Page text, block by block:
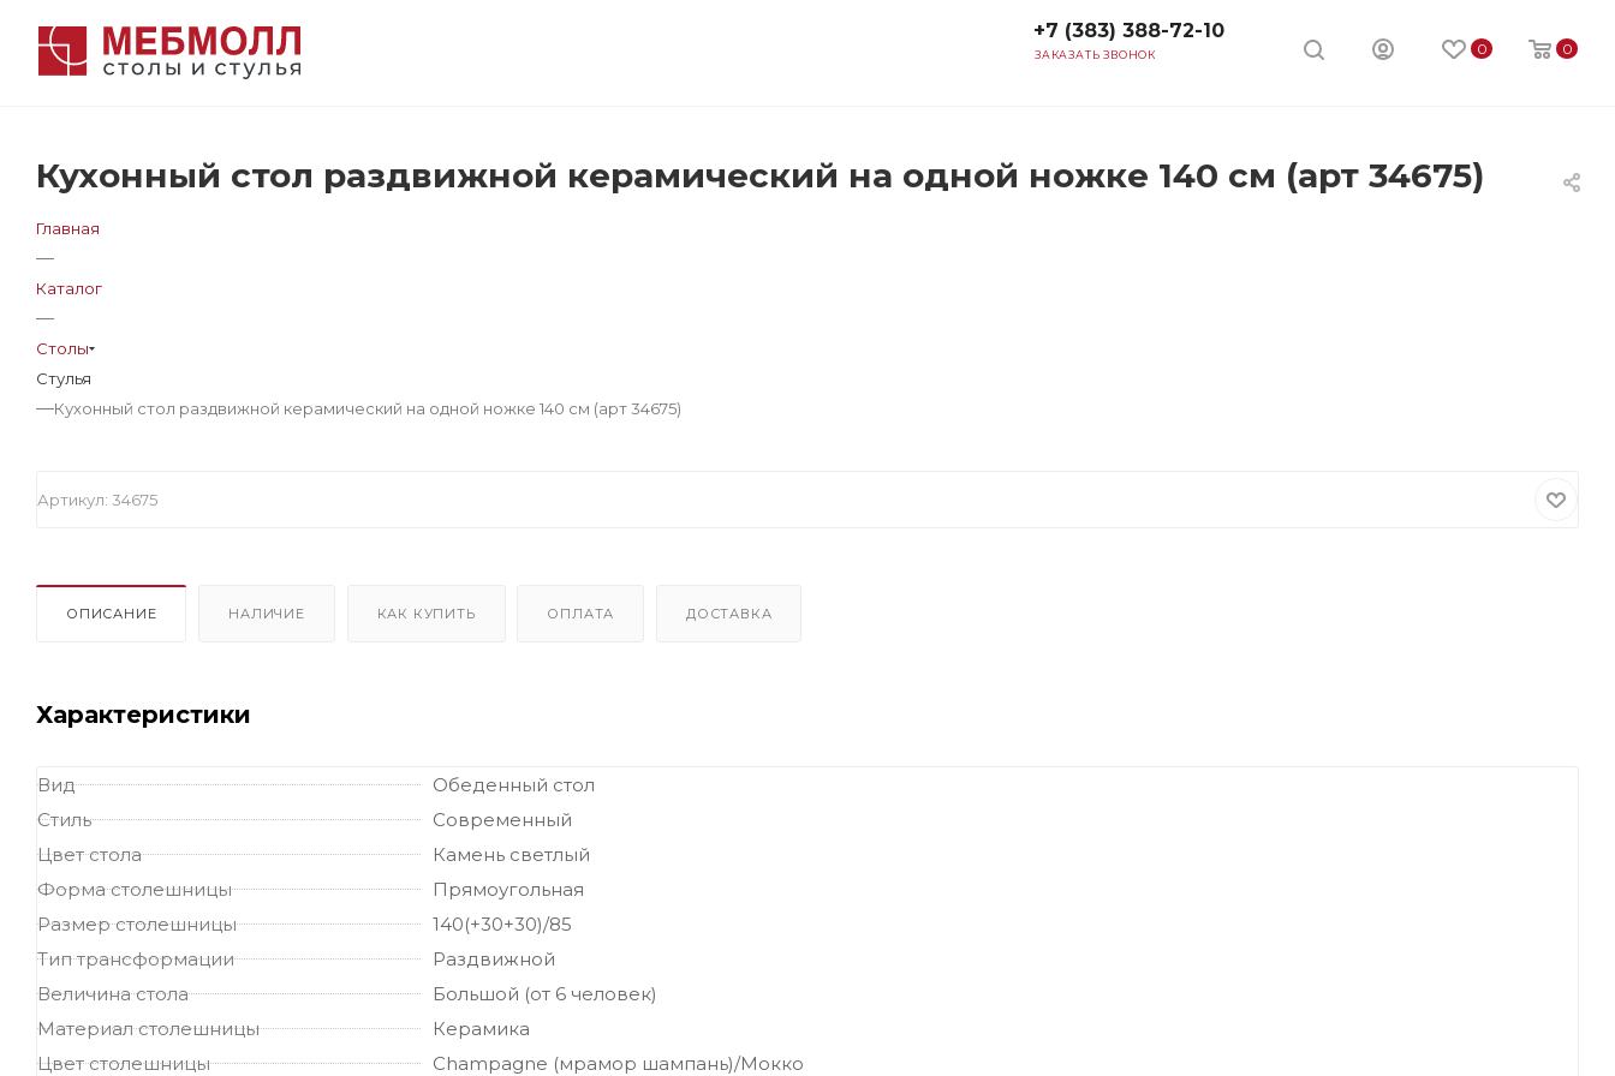
0 0
+7 (383) 388-72-10
ЗАКАЗАТЬ ЗВОНОК
Кухонный стол раздвижной керамический на одной ножке 140 см (арт 34675)
Главная
—
Каталог
—
Столы
Стулья
—Кухонный стол раздвижной керамический на одной ножке 140 см (арт 34675)
Артикул: 34675
ОПИСАНИЕ НАЛИЧИЕ КАК КУПИТЬ ОПЛАТА ДОСТАВКА
Характеристики
Вид
Обеденный стол
Стиль
Современный
Цвет стола
Камень светлый
Форма столешницы
Прямоугольная
Размер столешницы
140(+30+30)/85
Тип трансформации
Раздвижной
Величина стола
Большой (от 6 человек)
Материал столешницы
Керамика
Цвет столешницы
Champagne (мрамор шампань)/Мокко